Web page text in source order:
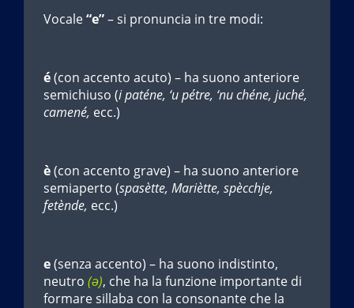
Vocale“e”– si pronuncia in tre modi:
é(con accento acuto) – ha suono anteriore
semichiuso (i paténe, ‘u pétre, ‘nu chéne, juché,
camené, ecc.)
è(con accento grave) – ha suono anteriore
semiaperto (spasètte, Mariètte, spècchje,
fetènde, ecc.)
e(senza accento) – ha suono indistinto,
neutro (ə), che ha la funzione importante di
formare sillaba con la consonante che la